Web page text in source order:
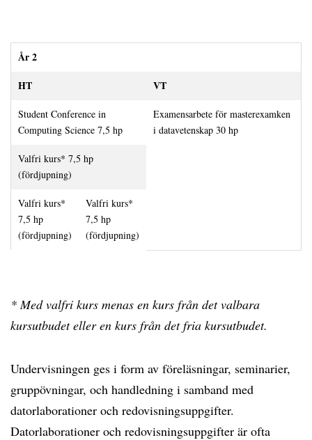
År 2
HT
VT
Student Conference in
Computing Science 7,5 hp
Examensarbete för masterexamken
i datavetenskap 30 hp
Valfri kurs* 7,5 hp
(fördjupning)
Valfri kurs*
7,5 hp
(fördjupning)
Valfri kurs*
7,5 hp
(fördjupning)
* Med valfri kurs menas en kurs från det valbara
kursutbudet eller en kurs från det fria kursutbudet.
Undervisningen ges i form av föreläsningar, seminarier,
gruppövningar, och handledning i samband med
datorlaborationer och redovisningsuppgifter.
Datorlaborationer och redovisningsuppgifter är ofta